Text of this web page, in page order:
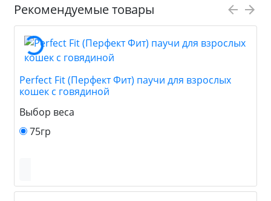
Рекомендуемые товары
Perfect Fit (Перфект Фит) паучи для взрослых
кошек с говядиной
Выбор веса
75гр